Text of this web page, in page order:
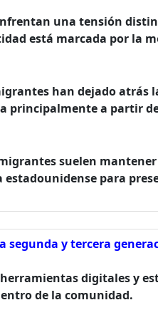
una tensión
está marcada por la
han dejado atrás
principalmente a partir
suelen
para
segunda y tercera
digitales y
de la comunidad.